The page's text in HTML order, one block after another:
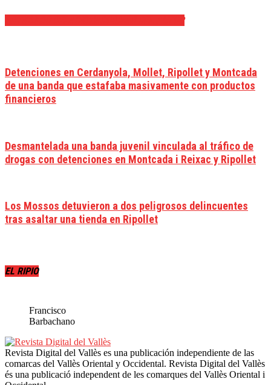
Detenciones en Cerdanyola, Mollet, Ripollet y Montcada
de una banda que estafaba masivamente con productos
financieros
Desmantelada una banda juvenil vinculada al tráfico de
drogas con detenciones en Montcada i Reixac y Ripollet
Los Mossos detuvieron a dos peligrosos delincuentes
tras asaltar una tienda en Ripollet
EL RIPIO
Francisco
Barbachano
Revista Digital del Vallès es una publicación independiente de las
comarcas del Vallès Oriental y Occidental. Revista Digital del Vallès
és una publicació independent de les comarques del Vallès Oriental i